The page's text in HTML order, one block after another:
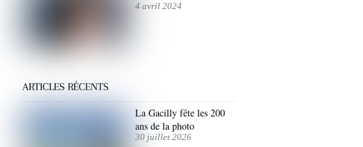
4 avril 2024
ARTICLES RÉCENTS
La Gacilly fête les 200
ans de la photo
30 juillet 2026